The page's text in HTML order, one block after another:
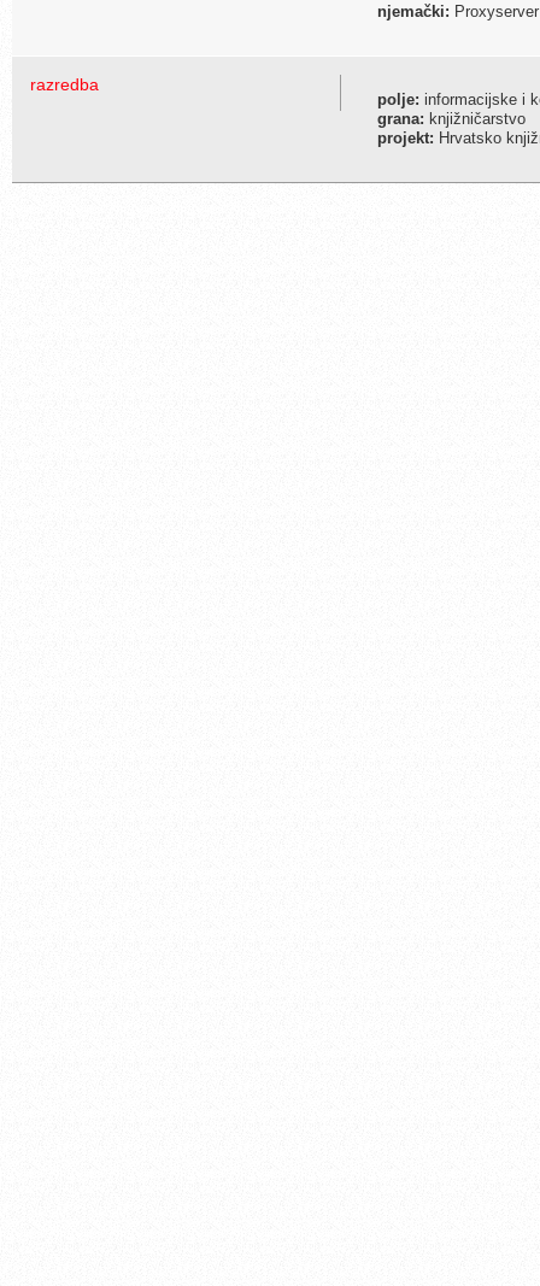
njemački: Proxyserver
razredba
polje: informacijske i
grana: knjižničarstvo
projekt: Hrvatsko